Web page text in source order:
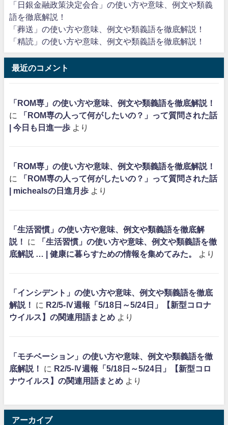
「日銀金融政策決定会合」の使い方や意味、例文や類義
語を徹底解説！
「葬送」の使い方や意味、例文や類義語を徹底解説！
「精読」の使い方や意味、例文や類義語を徹底解説！
最近のコメント
「ROM専」の使い方や意味、例文や類義語を徹底解説！
に
「ROM専の人って何がしたいの？」って質問された話
| 今日も日進一歩 より
「ROM専」の使い方や意味、例文や類義語を徹底解説！
に
「ROM専の人って何がしたいの？」って質問された話
| michealsの日進月歩 より
「生活習慣」の使い方や意味、例文や類義語を徹底解
説！
に
「生活習慣」の使い方や意味、例文や類義語を徹
底解説 … | 健康に暮らすための情報を集めてみた。
より
「インシデント」の使い方や意味、例文や類義語を徹底
解説！
に R2/5-Ⅳ週報「5/18日～5/24日」【新型コロナ
ウイルス】の関連用語まとめ より
「モチベーション」の使い方や意味、例文や類義語を徹
底解説！
に R2/5-Ⅳ週報「5/18日～5/24日」【新型コロ
ナウイルス】の関連用語まとめ より
アーカイブ